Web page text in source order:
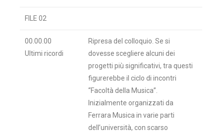
FILE 02
00.00.00
Ultimi ricordi
Ripresa del colloquio. Se si
dovesse scegliere alcuni dei
progetti più significativi, tra questi
figurerebbe il ciclo di incontri
“Facoltà della Musica”.
Inizialmente organizzati da
Ferrara Musica in varie parti
dell’università, con scarso